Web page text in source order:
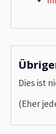
Dies ist
(Eher